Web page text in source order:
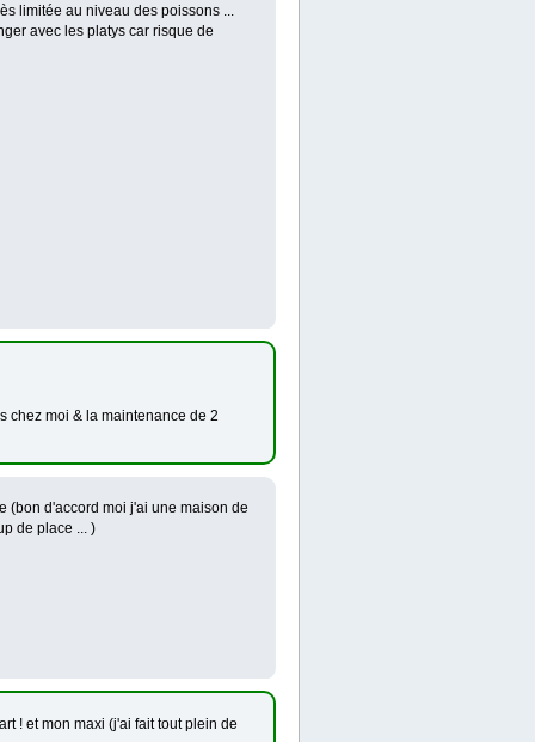
limitée au niveau des poissons ...
avec les platys car risque de
chez moi & la maintenance de 2
(bon d'accord moi j'ai une maison de
de place ... )
! et mon maxi (j'ai fait tout plein de